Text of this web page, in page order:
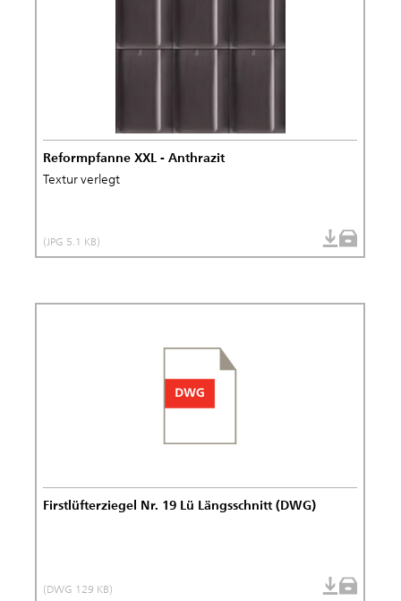
Reformpfanne XXL - Anthrazit
Textur verlegt
(JPG 5.1 KB)
Firstlüfterziegel Nr. 19 Lü Längsschnitt (DWG)
(DWG 129 KB)